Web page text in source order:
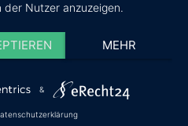
Nutzer anzuzeigen.
MEHR
&